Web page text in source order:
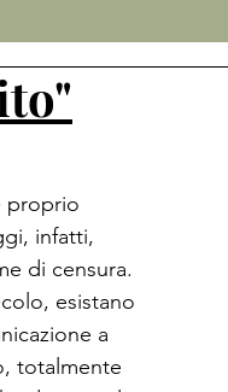
proprio
infatti,
di censura.
esistano
a
totalmente